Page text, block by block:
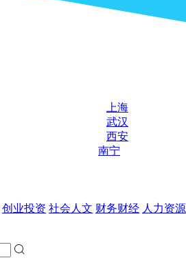
上海
武汉
西安
南宁
创业投资 社会人文 财务财经 人力资源